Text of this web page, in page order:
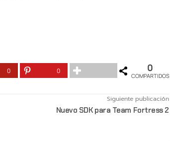
0 0 0
COMPARTIDOS
Siguiente publicación
Nuevo SDK para Team Fortress 2